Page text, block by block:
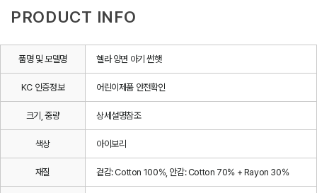
PRODUCT INFO
품명 및 모델명 헬라 양면 아기 썬햇
KC 인증정보 어린이제품 안전확인
크기, 중량 상세설명참조
색상 아이보리
재질 겉감: Cotton 100%, 안감: Cotton 70% + Rayon 30%